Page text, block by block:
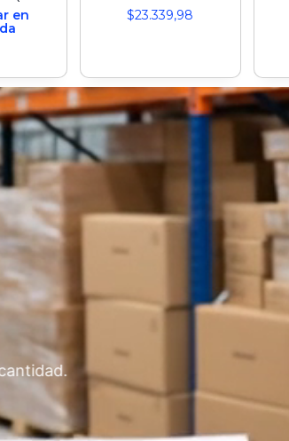
en
$23.339,98